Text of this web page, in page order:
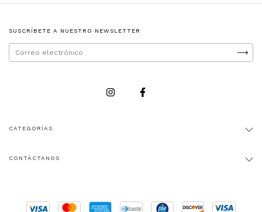
SUSCRÍBETE A NUESTRO NEWSLETTER
CATEGORÍAS
CONTÁCTANOS